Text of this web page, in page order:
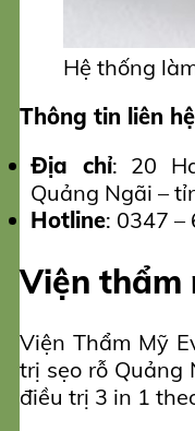
Hệ thống
Thông tin liên hệ
Địa chỉ: 20
Quảng Ngãi –
Hotline: 0347 –
Viện thẩm
Viện Thẩm Mỹ
trị sẹo rỗ Quảng
điều trị 3 in 1